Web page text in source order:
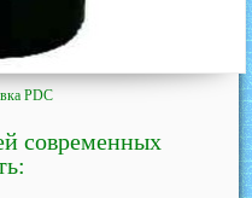
PDC
современных